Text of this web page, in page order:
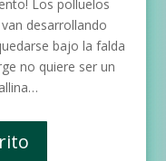
Los polluelos
desarrollando
bajo la falda
no quiere ser un